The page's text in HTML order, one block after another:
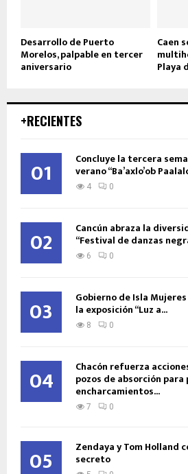
Desarrollo de Puerto
Morelos, palpable en tercer
aniversario
Caen
Playa
+RECIENTES
01 Concluye la tercera
verano “Ba’axlo’ob
4 0
02 Cancún abraza la
“Festival de danzas
6 0
03 Gobierno de Isla
la exposición “Luz a...
8 0
04 Chacón refuerza
pozos de absorción
encharcamientos...
7 0
05 Zendaya y Tom Holland
secreto